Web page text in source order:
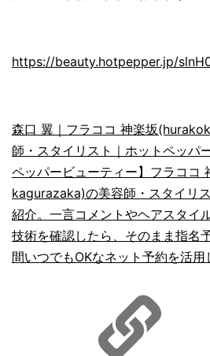
https://beauty.hotpepper.jp/
森口 翼｜フラココ 神楽坂
師・スタイリスト｜ホットペッパ
ペッパービューティー】フラココ
kagurazaka)の美容師・スタイリ
紹介。一言コメントやヘアスタイ
技術を確認したら、そのまま指名
間いつでもOKなネット予約を活用